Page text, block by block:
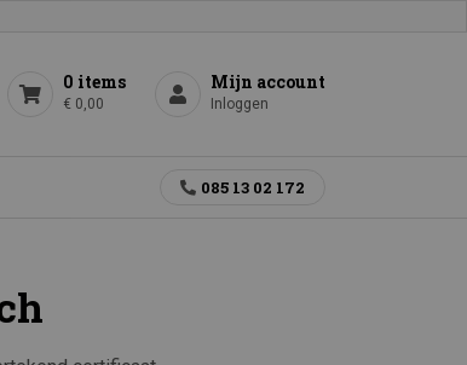
0 items
€ 0,00
Mijn account
Inloggen
085 13 02 172